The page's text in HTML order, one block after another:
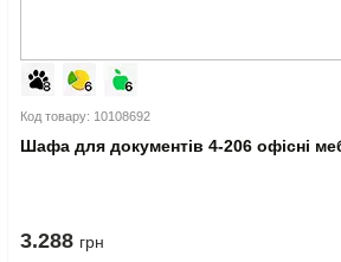
Код товару: 10108692
Шафа для документів 4-206 офісні
3.288 грн